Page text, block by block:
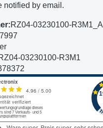
notified by email.
RZ04-03230100-R3M1_A
03230100-R3M1